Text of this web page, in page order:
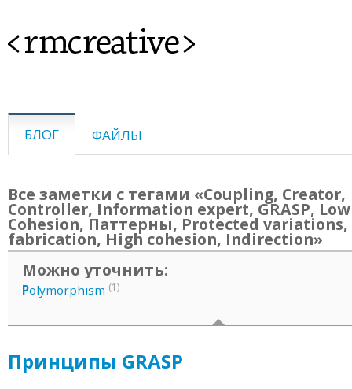
<rmcreative>
БЛОГ ФАЙЛЫ
Все заметки с тегами «Coupling, Creator,
Controller, Information expert, GRASP,
Cohesion, Паттерны, Protected variations,
fabrication, High cohesion, Indirection»
Можно уточнить:
Polymorphism (1)
Принципы GRASP